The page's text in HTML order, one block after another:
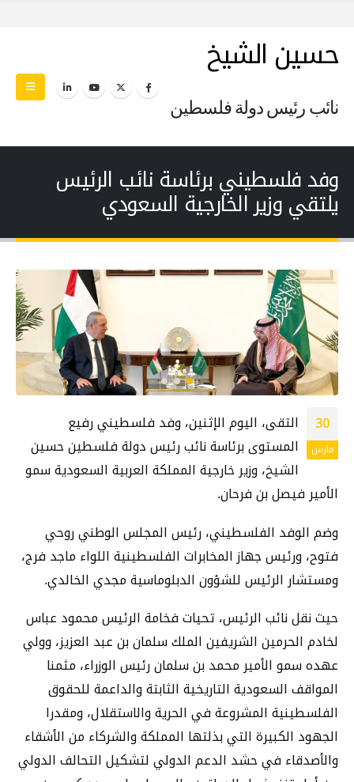
حسين الشيخ
نائب رئيس دولة فلسطين
وفد فلسطيني برئاسة نائب الرئيس
يلتقي وزير الخارجية السعودي
30
مارس
التقى، اليوم الإثنين، وفد فلسطيني رفيع
المستوى برئاسة نائب رئيس دولة فلسطين حسين
الشيخ، وزير خارجية المملكة العربية السعودية سمو
الأمير فيصل بن فرحان.
وضم الوفد الفلسطيني، رئيس المجلس الوطني روحي
فتوح، ورئيس جهاز المخابرات الفلسطينية اللواء ماجد فرج،
ومستشار الرئيس للشؤون الدبلوماسية مجدي الخالدي.
حيث نقل نائب الرئيس، تحيات فخامة الرئيس محمود عباس
لخادم الحرمين الشريفين الملك سلمان بن عبد العزيز، وولي
عهده سمو الأمير محمد بن سلمان رئيس الوزراء، مثمنا
المواقف السعودية التاريخية الثابتة والداعمة للحقوق
الفلسطينية المشروعة في الحرية والاستقلال، ومقدرا
الجهود الكبيرة التي بذلتها المملكة والشركاء من الأشقاء
والأصدقاء في حشد الدعم الدولي لتشكيل التحالف الدولي